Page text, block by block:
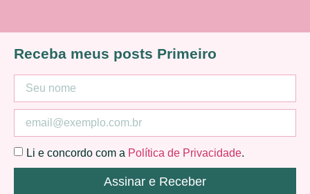
Receba meus posts Primeiro
Li e concordo com a Política de Privacidade.
Assinar e Receber